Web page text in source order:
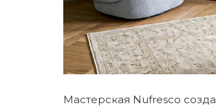
Мастерская Nufresco